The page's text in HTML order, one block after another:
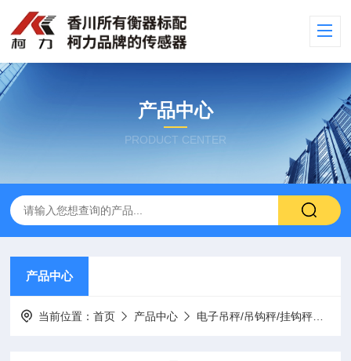
产品中心
PRODUCT CENTER
产品中心
当前位置：首页 产品中心 电子吊秤/吊钩秤/挂钩秤